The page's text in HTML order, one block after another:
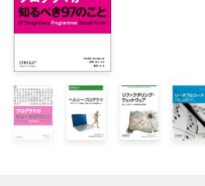
3章　少ないコードを書く
  死んでいるコードを見つけて取り除く
5章　コードベースの過去の幽霊